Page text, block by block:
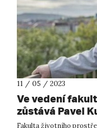
11 / 05 / 2023
Ve vedení
zůstává Pavel
Fakulta životního